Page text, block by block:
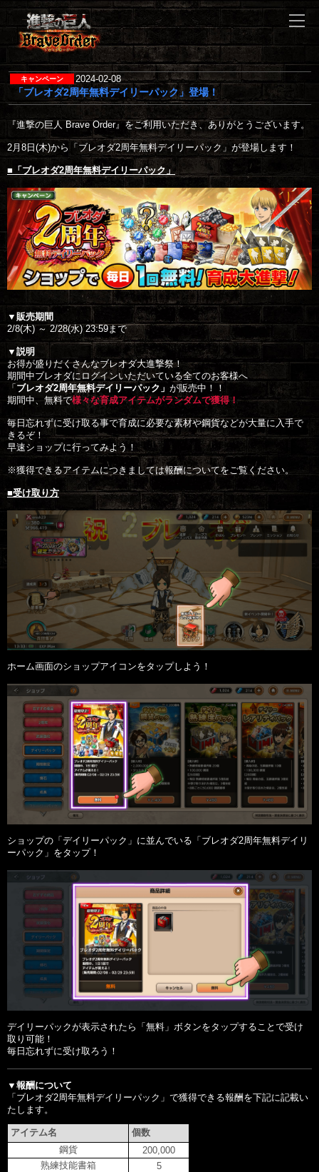
2024-02-08
「ブレオダ2周年無料デイリーパック」登場！
『進撃の巨人 Brave Order』をご利用いただき、ありがとうございます。
2月8日(木)から「ブレオダ2周年無料デイリーパック」が登場します！
■「ブレオダ2周年無料デイリーパック」
▼販売期間
2/8(木) ～ 2/28(水) 23:59まで
▼説明
お得が盛りだくさんなブレオダ大進撃祭！
期間中ブレオダにログインいただいている全てのお客様へ
「ブレオダ2周年無料デイリーパック」 が販売中！！
期間中、無料で様々な育成アイテムがランダムで獲得！
毎日忘れずに受け取る事で育成に必要な素材や鋼貨などが大量に入手で
きるぞ！
早速ショップに行ってみよう！
※獲得できるアイテムにつきましては報酬についてをご覧ください。
■受け取り方
ホーム画面のショップアイコンをタップしよう！
ショップの「デイリーパック」に並んでいる「ブレオダ2周年無料デイリ
ーパック」をタップ！
デイリーパックが表示されたら「無料」ボタンをタップすることで受け
取り可能！
毎日忘れずに受け取ろう！
▼報酬について
「ブレオダ2周年無料デイリーパック」で獲得できる報酬を下記に記載い
アイテム名
個数
鋼貨
200,000
熟練技能書箱
5